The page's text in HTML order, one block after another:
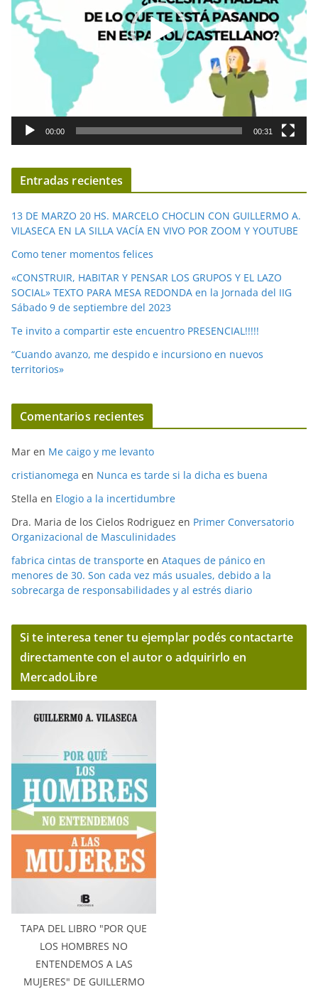
d
d
í
d
o
00:00 00:31
Entradas recientes
13 DE MARZO 20 HS. MARCELO CHOCLIN CON GUILLERMO A.
VILASECA EN LA SILLA VACÍA EN VIVO POR ZOOM Y YOUTUBE
Como tener momentos felices
«CONSTRUIR, HABITAR Y PENSAR LOS GRUPOS Y EL LAZO
SOCIAL» TEXTO PARA MESA REDONDA en la Jornada del IIG
Sábado 9 de septiembre del 2023
Te invito a compartir este encuentro PRESENCIAL!!!!!
“Cuando avanzo, me despido e incursiono en nuevos
territorios»
Comentarios recientes
Mar en Me caigo y me levanto
cristianomega en Nunca es tarde si la dicha es buena
Stella en Elogio a la incertidumbre
Dra. Maria de los Cielos Rodriguez en Primer Conversatorio
Organizacional de Masculinidades
fabrica cintas de transporte en Ataques de pánico en
menores de 30. Son cada vez más usuales, debido a la
sobrecarga de responsabilidades y al estrés diario
Si te interesa tener tu ejemplar podés contactarte
directamente con el autor o adquirirlo en
MercadoLibre
TAPA DEL LIBRO "POR QUE
LOS HOMBRES NO
ENTENDEMOS A LAS
MUJERES" DE GUILLERMO